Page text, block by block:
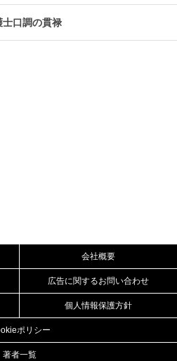
士口調の貫禄
会社概要
広告に関するお問い合わせ
個人情報保護方針
ポリシー
著者一覧